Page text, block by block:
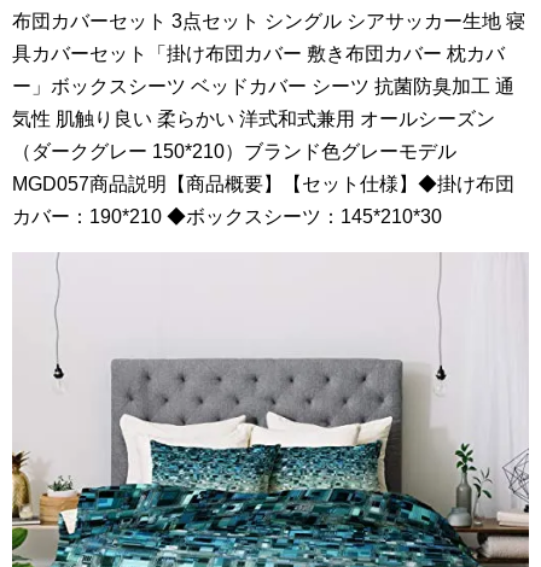
布団カバーセット 3点セット シングル シアサッカー生地 寝
具カバーセット「掛け布団カバー 敷き布団カバー 枕カバ
ー」ボックスシーツ ベッドカバー シーツ 抗菌防臭加工 通
気性 肌触り良い 柔らかい 洋式和式兼用 オールシーズン
（ダークグレー 150*210）ブランド色グレーモデル
MGD057商品説明【商品概要】【セット仕様】◆掛け布団
カバー：190*210 ◆ボックスシーツ：145*210*30